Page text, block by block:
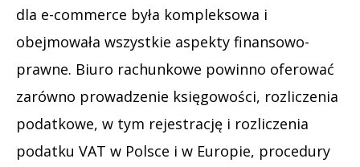
dla e-commerce była kompleksowa i
obejmowała wszystkie aspekty finansowo-
prawne. Biuro rachunkowe powinno oferować
zarówno prowadzenie księgowości, rozliczenia
podatkowe, w tym rejestrację i rozliczenia
podatku VAT w Polsce i w Europie, procedury